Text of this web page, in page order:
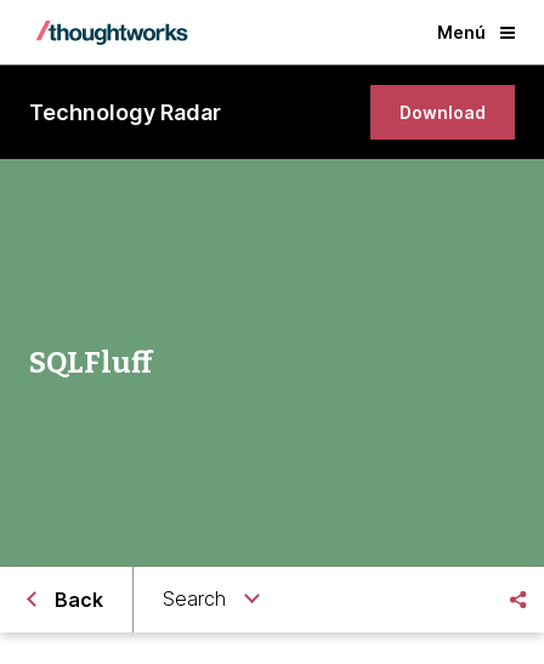
Menú
Technology Radar Download
SQLFluff
Back Search